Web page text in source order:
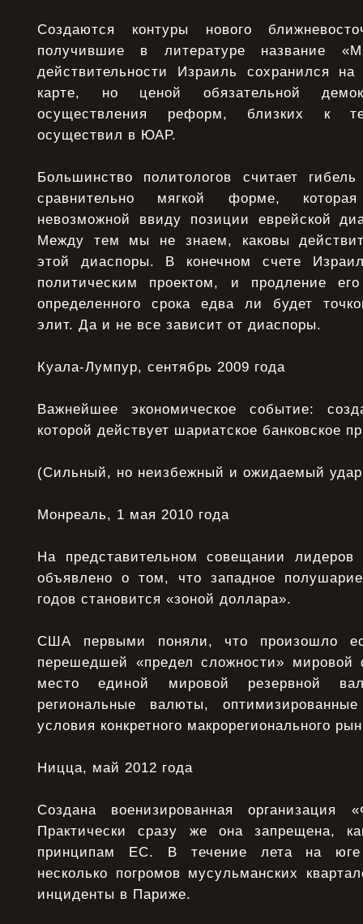
Создаются контуры нового
получившие в литературе название
действительности Израиль сохранился
карте, но ценой обязательной
осуществления реформ, близких к
осуществил в ЮАР.
Большинство политологов считает
сравнительно мягкой форме,
невозможной ввиду позиции еврейской
Между тем мы не знаем, каковы
этой диаспоры. В конечном счете
политическим проектом, и продление
определенного срока едва ли будет
элит. Да и не все зависит от диаспоры.
Куала-Лумпур, сентябрь 2009 года
Важнейшее экономическое событие:
которой действует шариатское банковское
(Сильный, но неизбежный и ожидаемый
Монреаль, 1 мая 2010 года
На представительном совещании
объявлено о том, что западное
годов становится «зоной доллара».
США первыми поняли, что произошло
перешедшей «предел сложности»
место единой мировой резервной
региональные валюты,
условия конкретного макрорегионального
Ницца, май 2012 года
Создана военизированная организация
Практически сразу же она запрещена,
принципам ЕС. В течение лета на юге
несколько погромов мусульманских
инциденты в Париже.